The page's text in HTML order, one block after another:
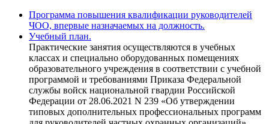
Программа повышения квалификации руководителей
ЧОО, впервые назначаемых на должность.
Учебный план.
Практические занятия осуществляются в учебных
классах и специально оборудованных помещениях
образовательного учреждения в соответствии с учебной
программой и требованиями Приказа Федеральной
службы войск национальной гвардии Российской
Федерации от 28.06.2021 N 239 «Об утверждении
типовых дополнительных профессиональных программ